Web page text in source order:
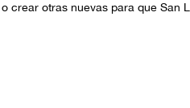
crear otras nuevas para que San